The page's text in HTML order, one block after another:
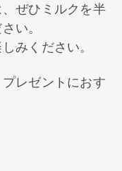
ぜひミルクを半
い。​
みください。​
レゼントにおす